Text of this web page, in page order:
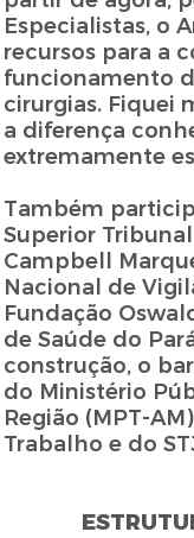
Especialistas, o
recursos para a
funcionamento
cirurgias. Fiquei
a diferença
extremamente
Também
Superior
Campbell
Nacional de
Fundação
de Saúde do
construção, o
do Ministério
Região (MPT-
Trabalho e do